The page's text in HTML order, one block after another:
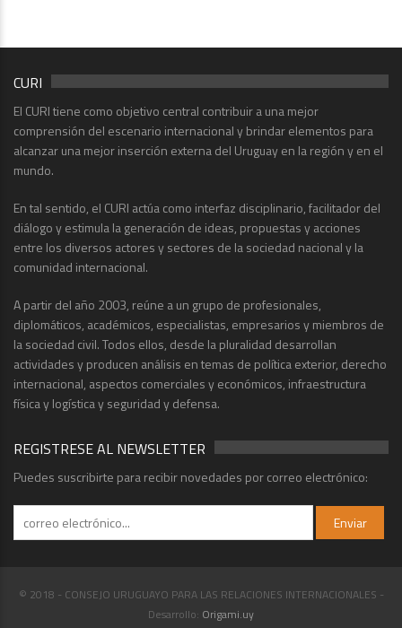
CURI
El CURI tiene como objetivo central contribuir a una mejor
comprensión del escenario internacional y brindar elementos para
alcanzar una mejor inserción externa del Uruguay en la región y en el
mundo.
En tal sentido, el CURI actúa como interfaz disciplinario, facilitador del
diálogo y estimula la generación de ideas, propuestas y acciones
entre los diversos actores y sectores de la sociedad nacional y la
comunidad internacional.
A partir del año 2003, reúne a un grupo de profesionales,
diplomáticos, académicos, especialistas, empresarios y miembros de
la sociedad civil. Todos ellos, desde la pluralidad desarrollan
actividades y producen análisis en temas de política exterior, derecho
internacional, aspectos comerciales y económicos, infraestructura
física y logística y seguridad y defensa.
REGISTRESE AL NEWSLETTER
Puedes suscribirte para recibir novedades por correo electrónico:
© 2018 - CONSEJO URUGUAYO PARA LAS RELACIONES INTERNACIONALES -
Desarrollo: Origami.uy